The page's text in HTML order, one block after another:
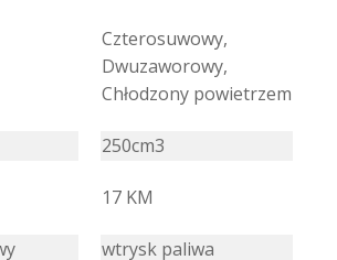
Czterosuwowy,
Dwuzaworowy,
Chłodzony powietrzem
250cm3
17 KM
wtrysk paliwa